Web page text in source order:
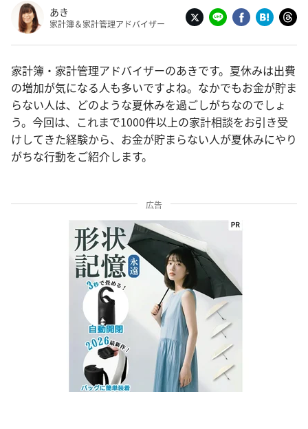
あき
家計簿＆家計管理アドバイザー
家計簿・家計管理アドバイザーのあきです。夏休みは出費
の増加が気になる人も多いですよね。なかでもお金が貯ま
らない人は、どのような夏休みを過ごしがちなのでしょ
う。今回は、これまで1000件以上の家計相談をお引き受
けしてきた経験から、お金が貯まらない人が夏休みにやり
がちな行動をご紹介します。
広告